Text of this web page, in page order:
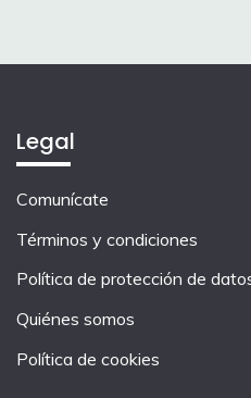
Legal
Comunícate
Términos y condiciones
Política de protección de
Quiénes somos
Política de cookies